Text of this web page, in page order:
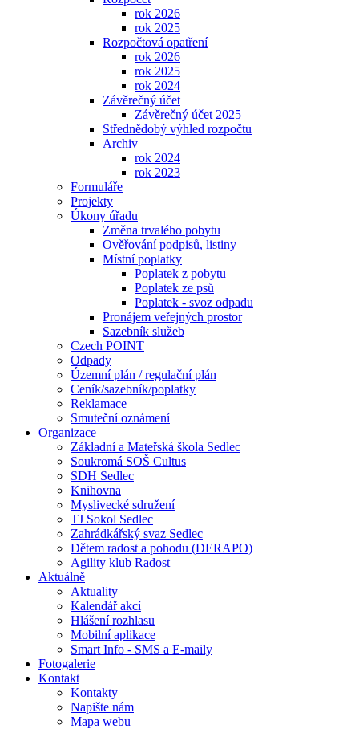
rok 2026
rok 2025
Rozpočtová opatření
rok 2026
rok 2025
rok 2024
Závěrečný účet
Závěrečný účet 2025
Střednědobý výhled rozpočtu
Archiv
rok 2024
rok 2023
Formuláře
Projekty
Úkony úřadu
Změna trvalého pobytu
Ověřování podpisů, listiny
Místní poplatky
Poplatek z pobytu
Poplatek ze psů
Poplatek - svoz odpadu
Pronájem veřejných prostor
Sazebník služeb
Czech POINT
Odpady
Územní plán / regulační plán
Ceník/sazebník/poplatky
Reklamace
Smuteční oznámení
Organizace
Základní a Mateřská škola Sedlec
Soukromá SOŠ Cultus
SDH Sedlec
Knihovna
Myslivecké sdružení
TJ Sokol Sedlec
Zahrádkářský svaz Sedlec
Dětem radost a pohodu (DERAPO)
Agility klub Radost
Aktuálně
Aktuality
Kalendář akcí
Hlášení rozhlasu
Mobilní aplikace
Smart Info - SMS a E-maily
Fotogalerie
Kontakt
Kontakty
Napište nám
Mapa webu